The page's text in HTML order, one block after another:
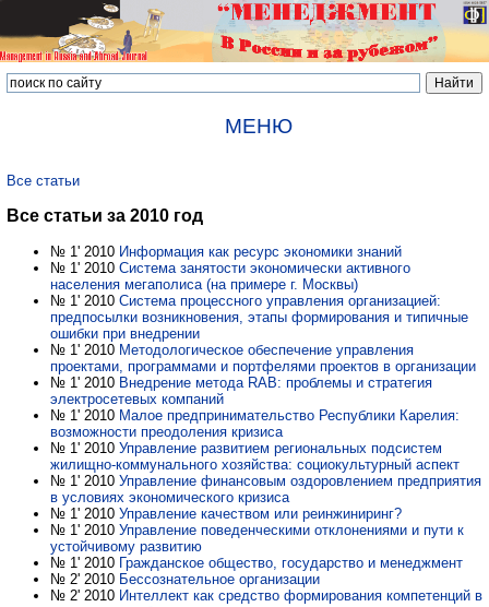
МЕНЮ
Все статьи
Все статьи за 2010 год
№ 1' 2010 Информация как ресурс экономики знаний
№ 1' 2010 Система занятости экономически активного
населения мегаполиса (на примере г. Москвы)
№ 1' 2010 Система процессного управления организацией:
предпосылки возникновения, этапы формирования и типичные
ошибки при внедрении
№ 1' 2010 Методологическое обеспечение управления
проектами, программами и портфелями проектов в организации
№ 1' 2010 Внедрение метода RAB: проблемы и стратегия
электросетевых компаний
№ 1' 2010 Малое предпринимательство Республики Карелия:
возможности преодоления кризиса
№ 1' 2010 Управление развитием региональных подсистем
жилищно-коммунального хозяйства: социокультурный аспект
№ 1' 2010 Управление финансовым оздоровлением предприятия
в условиях экономического кризиса
№ 1' 2010 Управление качеством или реинжиниринг?
№ 1' 2010 Управление поведенческими отклонениями и пути к
устойчивому развитию
№ 1' 2010 Гражданское общество, государство и менеджмент
№ 2' 2010 Бессознательное организации
№ 2' 2010 Интеллект как средство формирования компетенций в